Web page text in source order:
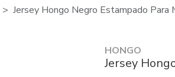
Jersey Hongo Negro Estampado Para
HONGO
Jersey